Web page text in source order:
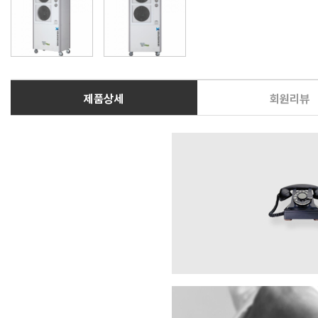
제품상세 회원리뷰